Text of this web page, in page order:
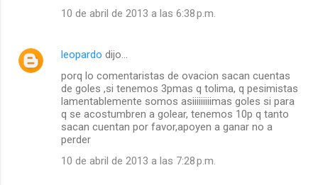
10 de abril de 2013 a las 6:38 p.m.
leopardo dijo…
porq lo comentaristas de ovacion sacan cuentas
de goles ,si tenemos 3pmas q tolima, q pesimistas
lamentablemente somos asiiiiiiiiimas goles si para
q se acostumbren a golear, tenemos 10p q tanto
sacan cuentan por favor,apoyen a ganar no a
perder
10 de abril de 2013 a las 7:28 p.m.